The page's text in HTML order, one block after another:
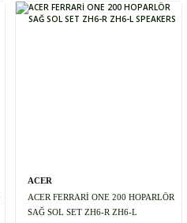
ACER
ACER FERRARİ ONE 200 HOPARLÖR
SAĞ SOL SET ZH6-R ZH6-L